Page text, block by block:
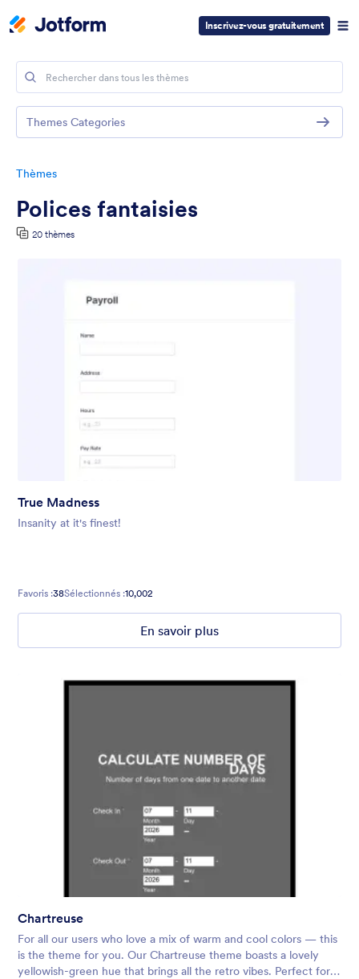
Inscrivez-vous gratuitement
Thèmes
Polices fantaisies
20 thèmes
True Madness
Insanity at it's finest!
Favoris :38Sélectionnés :10,002
En savoir plus
Chartreuse
For all our users who love a mix of warm and cool colors — this
is the theme for you. Our Chartreuse theme boasts a lovely
yellowish-green hue that brings all the retro vibes. Perfect for
Themes Categories